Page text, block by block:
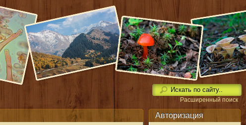
Расширенный поиск
Авторизация